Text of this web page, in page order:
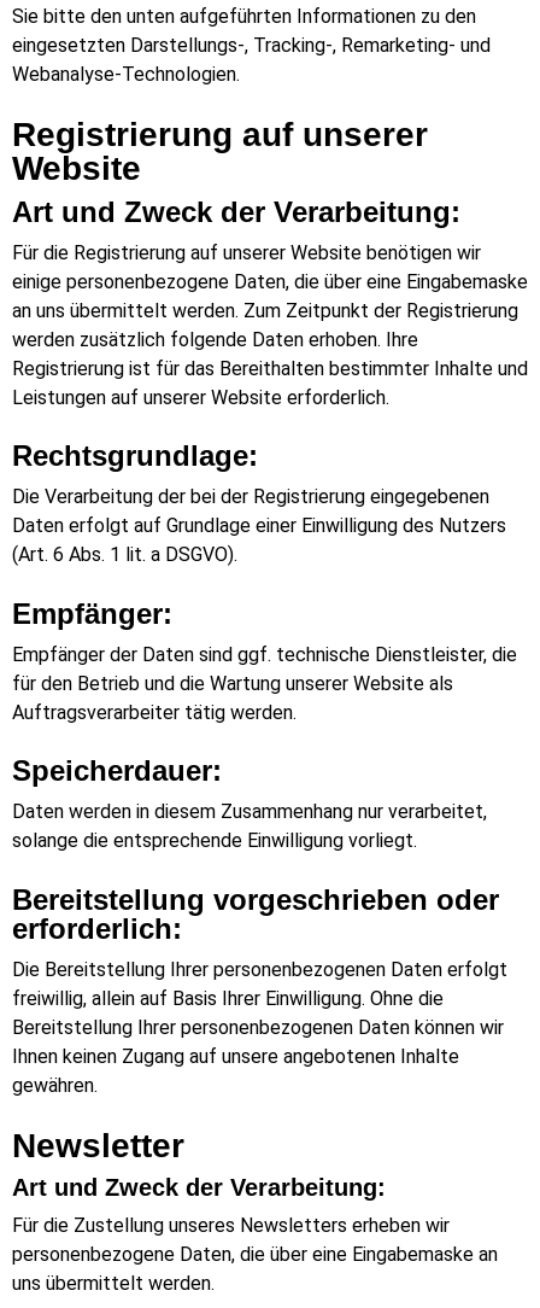
Sie bitte den unten aufgeführten Informationen zu den
eingesetzten Darstellungs-, Tracking-, Remarketing- und
Webanalyse-Technologien.
Registrierung auf unserer
Website
Art und Zweck der Verarbeitung:
Für die Registrierung auf unserer Website benötigen wir
einige personenbezogene Daten, die über eine Eingabemaske
an uns übermittelt werden. Zum Zeitpunkt der Registrierung
werden zusätzlich folgende Daten erhoben. Ihre
Registrierung ist für das Bereithalten bestimmter Inhalte und
Leistungen auf unserer Website erforderlich.
Rechtsgrundlage:
Die Verarbeitung der bei der Registrierung eingegebenen
Daten erfolgt auf Grundlage einer Einwilligung des Nutzers
(Art. 6 Abs. 1 lit. a DSGVO).
Empfänger:
Empfänger der Daten sind ggf. technische Dienstleister, die
für den Betrieb und die Wartung unserer Website als
Auftragsverarbeiter tätig werden.
Speicherdauer:
Daten werden in diesem Zusammenhang nur verarbeitet,
solange die entsprechende Einwilligung vorliegt.
Bereitstellung vorgeschrieben oder
erforderlich:
Die Bereitstellung Ihrer personenbezogenen Daten erfolgt
freiwillig, allein auf Basis Ihrer Einwilligung. Ohne die
Bereitstellung Ihrer personenbezogenen Daten können wir
Ihnen keinen Zugang auf unsere angebotenen Inhalte
gewähren.
Newsletter
Art und Zweck der Verarbeitung:
Für die Zustellung unseres Newsletters erheben wir
personenbezogene Daten, die über eine Eingabemaske an
uns übermittelt werden.